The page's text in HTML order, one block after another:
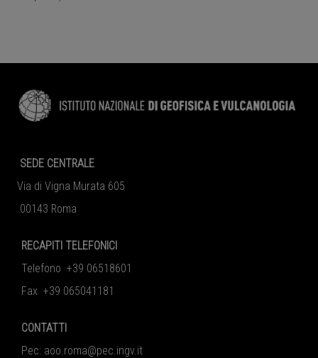
SEDE CENTRALE
Via di Vigna Murata 605
00143 Roma
RECAPITI TELEFONICI
Telefono +39 06518601
Fax +39 065041181
CONTATTI
Pec: aoo.roma@pec.ingv.it